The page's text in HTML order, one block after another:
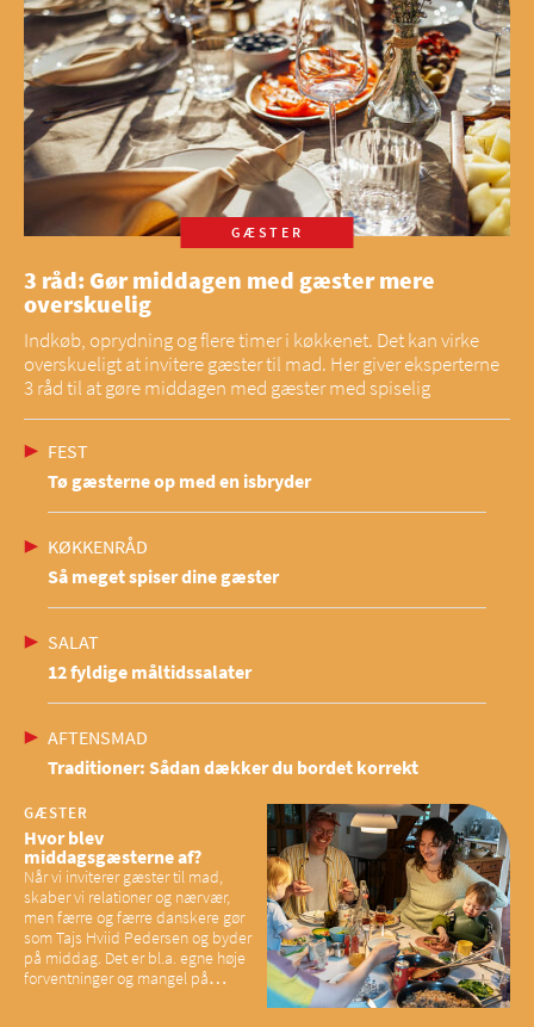
GÆSTER
3 råd: Gør middagen med gæster mere
overskuelig
Indkøb, oprydning og flere timer i køkkenet. Det kan virke
overskueligt at invitere gæster til mad. Her giver eksperterne
3 råd til at gøre middagen med gæster med spiselig
FEST
Tø gæsterne op med en isbryder
KØKKENRÅD
Så meget spiser dine gæster
SALAT
12 fyldige måltidssalater
AFTENSMAD
Traditioner: Sådan dækker du bordet korrekt
GÆSTER
Hvor blev
middagsgæsterne af?
Når vi inviterer gæster til mad,
skaber vi relationer og nærvær,
men færre og færre danskere gør
som Tajs Hviid Pedersen og byder
på middag. Det er bl.a. egne høje
forventninger og mangel på